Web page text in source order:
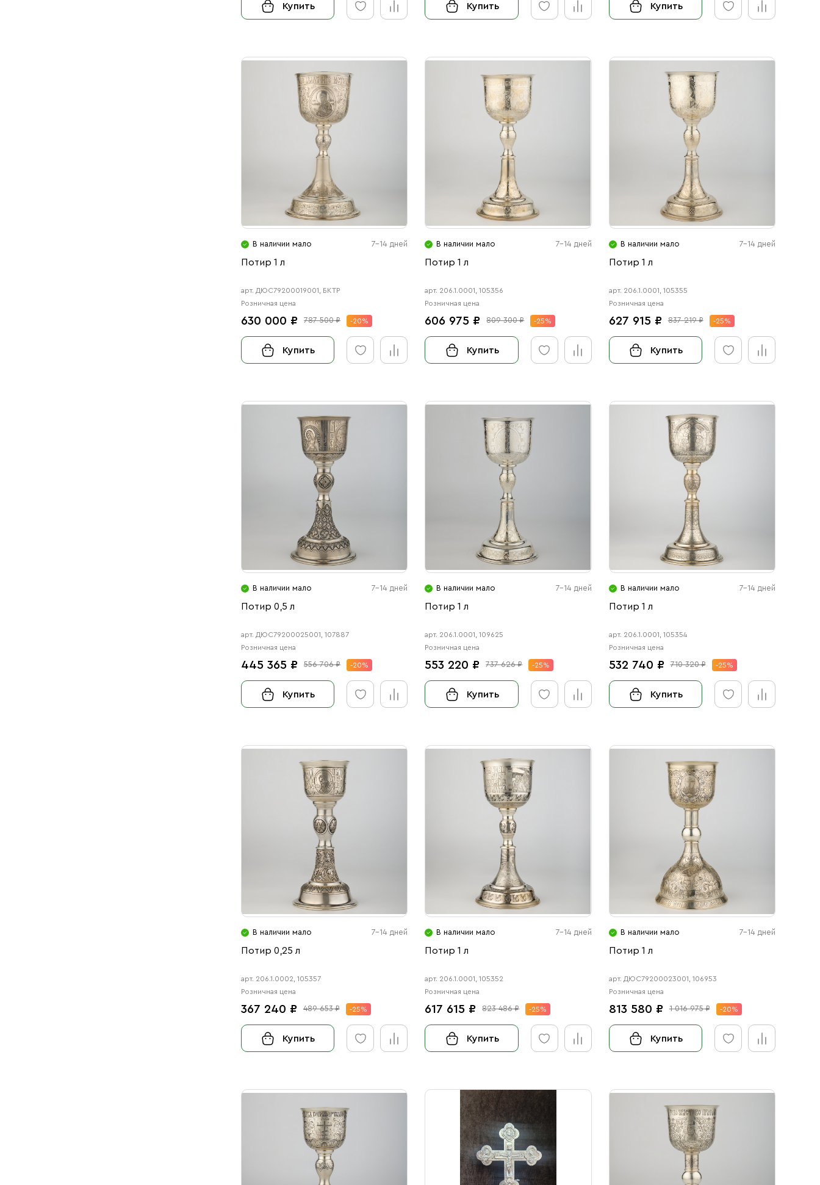
Купить Купить Купить
В наличии мало 7-14 дней
Потир 1 л
арт. ДЮС79200019001, БКТР
Розничная цена
630 000 ₽ 787 500 ₽ -20%
Купить
В наличии мало 7-14 дней
Потир 1 л
арт. 206.1.0001, 105356
Розничная цена
606 975 ₽ 809 300 ₽ -25%
Купить
В наличии мало 7-14 дней
Потир 1 л
арт. 206.1.0001, 105355
Розничная цена
627 915 ₽ 837 219 ₽ -25%
Купить
В наличии мало 7-14 дней
Потир 0,5 л
арт. ДЮС79200025001, 107887
Розничная цена
445 365 ₽ 556 706 ₽ -20%
Купить
В наличии мало 7-14 дней
Потир 1 л
арт. 206.1.0001, 109625
Розничная цена
553 220 ₽ 737 626 ₽ -25%
Купить
В наличии мало 7-14 дней
Потир 1 л
арт. 206.1.0001, 105354
Розничная цена
532 740 ₽ 710 320 ₽ -25%
Купить
В наличии мало 7-14 дней
Потир 0,25 л
арт. 206.1.0002, 105357
Розничная цена
367 240 ₽ 489 653 ₽ -25%
Купить
В наличии мало 7-14 дней
Потир 1 л
арт. 206.1.0001, 105352
Розничная цена
617 615 ₽ 823 486 ₽ -25%
Купить
В наличии мало 7-14 дней
Потир 1 л
арт. ДЮС79200023001, 106953
Розничная цена
813 580 ₽ 1 016 975 ₽ -20%
Купить